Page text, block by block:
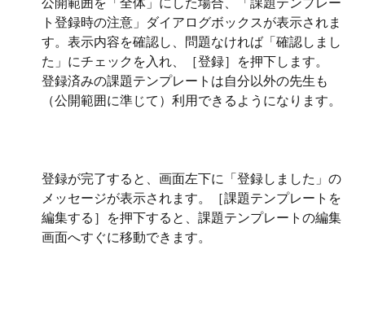
ト登録時の注意」ダイアログボックスが表示されま
す。表示内容を確認し、問題なければ「確認しまし
た」にチェックを入れ、［登録］を押下します。
登録済みの課題テンプレートは自分以外の先生も
（公開範囲に準じて）利用できるようになります。
登録が完了すると、画面左下に「登録しました」の
メッセージが表示されます。［課題テンプレートを
編集する］を押下すると、課題テンプレートの編集
画面へすぐに移動できます。